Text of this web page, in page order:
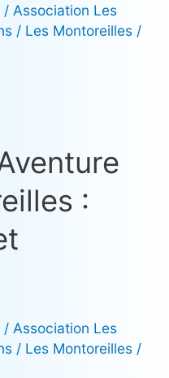
/ Association Les
/ Les Montoreilles /
:
/ Association Les
/ Les Montoreilles /